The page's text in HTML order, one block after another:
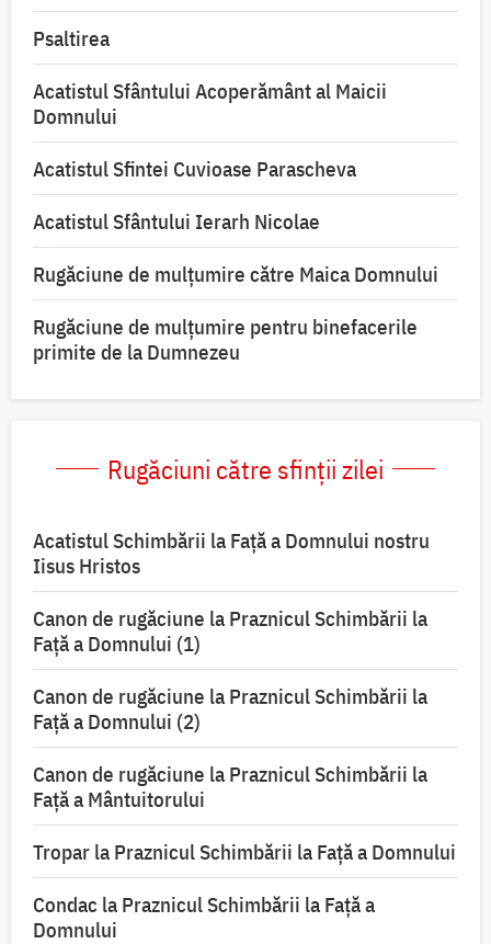
Psaltirea
Acatistul Sfântului Acoperământ al Maicii
Domnului
Acatistul Sfintei Cuvioase Parascheva
Acatistul Sfântului Ierarh Nicolae
Rugăciune de mulţumire către Maica Domnului
Rugăciune de mulțumire pentru binefacerile
primite de la Dumnezeu
Rugăciuni către sfinții zilei
Acatistul Schimbării la Faţă a Domnului nostru
Iisus Hristos
Canon de rugăciune la Praznicul Schimbării la
Faţă a Domnului (1)
Canon de rugăciune la Praznicul Schimbării la
Faţă a Domnului (2)
Canon de rugăciune la Praznicul Schimbării la
Față a Mântuitorului
Tropar la Praznicul Schimbării la Faţă a Domnului
Condac la Praznicul Schimbării la Faţă a
Domnului